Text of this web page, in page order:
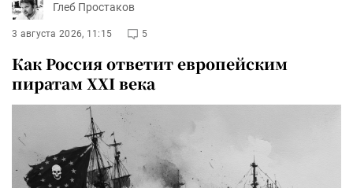
Глеб Простаков
3 августа 2026, 11:15 5
Как Россия ответит европейским
пиратам XXI века